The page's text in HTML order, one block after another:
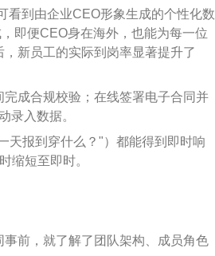
看到由企业CEO形象生成的个性化数
即便CEO身在海外，也能为每一位
新员工的实际到岗率显著提升了
成合规校验；在线签署电子合同并
录入数据。
天报到穿什么？"）都能得到即时响
缩短至即时。
前，就了解了团队架构、成员角色